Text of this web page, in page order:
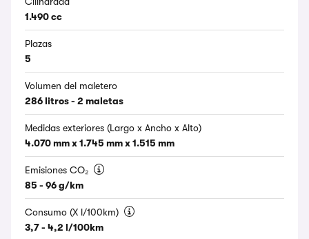
1.490 cc
Plazas
5
Volumen del maletero
286 litros - 2 maletas
Medidas exteriores (Largo x Ancho x Alto)
4.070 mm x 1.745 mm x 1.515 mm
Emisiones CO₂
85 - 96 g/km
Consumo (X l/100km)
3,7 - 4,2 l/100km